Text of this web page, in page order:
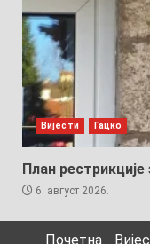
Вијести Гацко
План
6. август 2026.
Почетна